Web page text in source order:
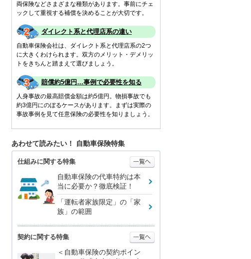
両保険などさまざまな種類があります。事前にチェ
ックして重視する補償を決めることが大切です。
ダイレクト系と代理店系の違い
自動車保険会社は、ダイレクト系と代理店系の2つ
に大きくわけられます。双方のメリット・デメリッ
トをきちんと踏まえて選びましょう。
賠償約5億円…事例で必要性を知る
人身事故の最高賠償金額は約5億円。物損事故でも
約3億円にのぼるケースがあります。まずは実際の
事故事例を見て任意保険の必要性を知りましょう。
あわせて読みたい！ 自動車保険特集
仕組みに関する特集
自動車保険の代車特約は本
当に必要か？徹底検証！
「運転者家族限定」の「家
族」の範囲
契約に関する特集
＜自動車保険の契約ポイン